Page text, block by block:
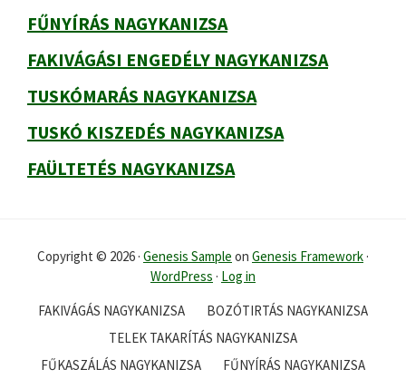
FŰNYÍRÁS NAGYKANIZSA
FAKIVÁGÁSI ENGEDÉLY NAGYKANIZSA
TUSKÓMARÁS NAGYKANIZSA
TUSKÓ KISZEDÉS NAGYKANIZSA
FAÜLTETÉS NAGYKANIZSA
Copyright © 2026 · Genesis Sample on Genesis Framework ·
WordPress · Log in
FAKIVÁGÁS NAGYKANIZSA
BOZÓTIRTÁS NAGYKANIZSA
TELEK TAKARÍTÁS NAGYKANIZSA
FŰKASZÁLÁS NAGYKANIZSA
FŰNYÍRÁS NAGYKANIZSA